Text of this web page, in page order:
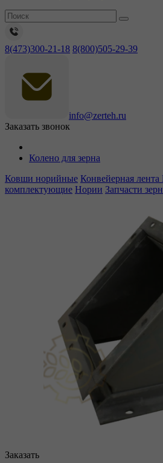
8(473)300-21-18 8(800)505-29-39
info@zerteh.ru
Заказать звонок
Колено для зерна
Ковши норийные Конвейерная лента
комплектующие Нории Запчасти
Заказать